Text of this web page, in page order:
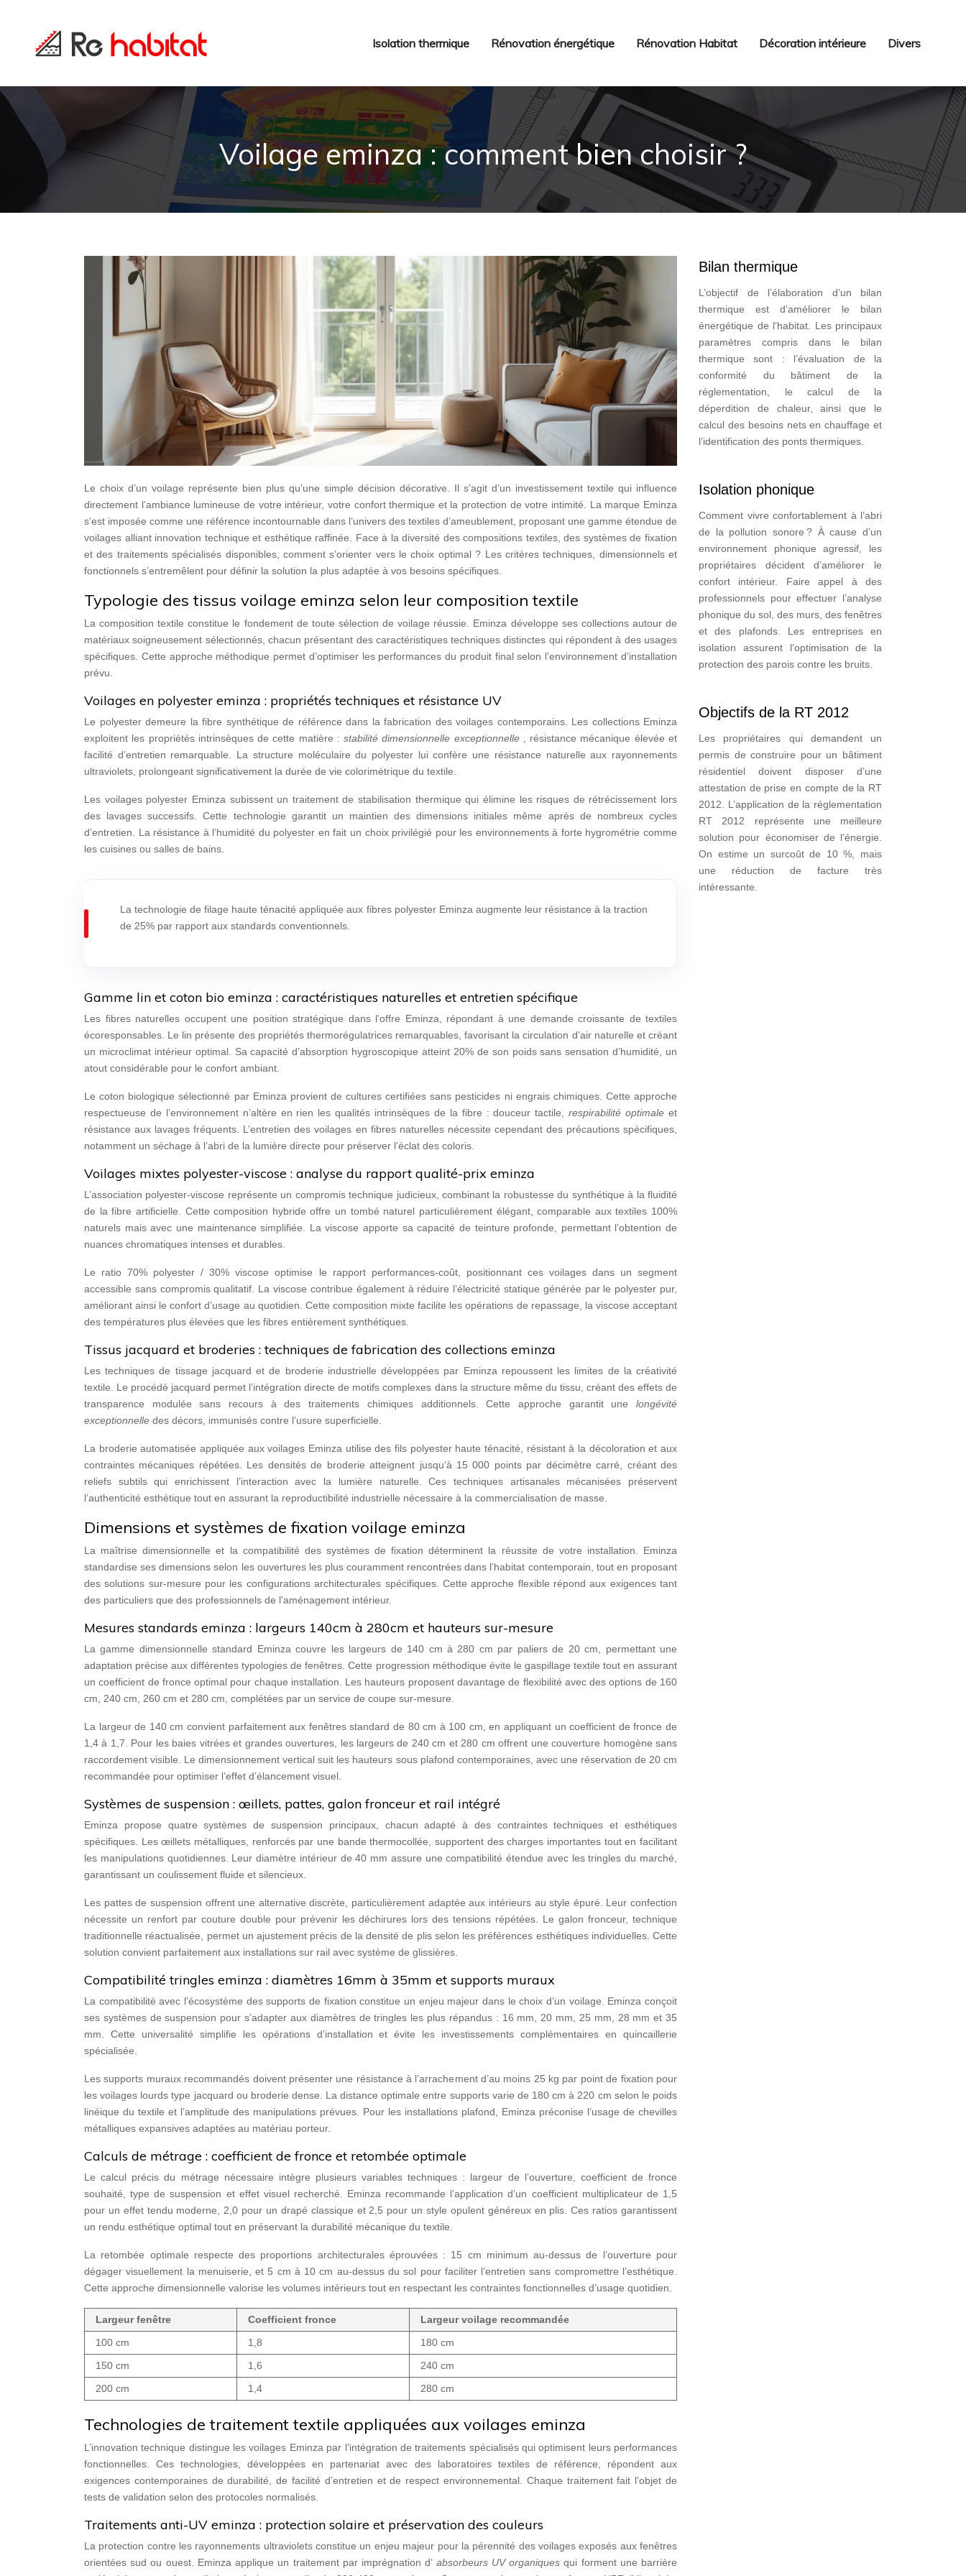
Isolation thermique Rénovation énergétique Rénovation Habitat Décoration intérieure Divers
Voilage eminza : comment bien choisir ?
Le choix d’un voilage représente bien plus qu’une simple décision décorative. Il s’agit d’un investissement textile qui influence
directement l’ambiance lumineuse de votre intérieur, votre confort thermique et la protection de votre intimité. La marque Eminza
s’est imposée comme une référence incontournable dans l’univers des textiles d’ameublement, proposant une gamme étendue de
voilages alliant innovation technique et esthétique raffinée. Face à la diversité des compositions textiles, des systèmes de fixation
et des traitements spécialisés disponibles, comment s’orienter vers le choix optimal ? Les critères techniques, dimensionnels et
fonctionnels s’entremêlent pour définir la solution la plus adaptée à vos besoins spécifiques.
Typologie des tissus voilage eminza selon leur composition textile
La composition textile constitue le fondement de toute sélection de voilage réussie. Eminza développe ses collections autour de
matériaux soigneusement sélectionnés, chacun présentant des caractéristiques techniques distinctes qui répondent à des usages
spécifiques. Cette approche méthodique permet d’optimiser les performances du produit final selon l’environnement d’installation
prévu.
Voilages en polyester eminza : propriétés techniques et résistance UV
Le polyester demeure la fibre synthétique de référence dans la fabrication des voilages contemporains. Les collections Eminza
exploitent les propriétés intrinsèques de cette matière :stabilité dimensionnelle exceptionnelle
, résistance mécanique élevée et
facilité d’entretien remarquable. La structure moléculaire du polyester lui confère une résistance naturelle aux rayonnements
ultraviolets, prolongeant significativement la durée de vie colorimétrique du textile.
Les voilages polyester Eminza subissent un traitement de stabilisation thermique qui élimine les risques de rétrécissement lors
des lavages successifs. Cette technologie garantit un maintien des dimensions initiales même après de nombreux cycles
d’entretien. La résistance à l’humidité du polyester en fait un choix privilégié pour les environnements à forte hygrométrie comme
les cuisines ou salles de bains.
La technologie de filage haute ténacité appliquée aux fibres polyester Eminza augmente leur résistance à la traction
de 25% par rapport aux standards conventionnels.
Gamme lin et coton bio eminza : caractéristiques naturelles et entretien spécifique
Les fibres naturelles occupent une position stratégique dans l’offre Eminza, répondant à une demande croissante de textiles
écoresponsables. Le lin présente des propriétés thermorégulatrices remarquables, favorisant la circulation d’air naturelle et créant
un microclimat intérieur optimal. Sa capacité d’absorption hygroscopique atteint 20% de son poids sans sensation d’humidité, un
atout considérable pour le confort ambiant.
Le coton biologique sélectionné par Eminza provient de cultures certifiées sans pesticides ni engrais chimiques. Cette approche
respectueuse de l’environnement n’altère en rien les qualités intrinsèques de la fibre : douceur tactile,respirabilité optimaleet
résistance aux lavages fréquents. L’entretien des voilages en fibres naturelles nécessite cependant des précautions spécifiques,
notamment un séchage à l’abri de la lumière directe pour préserver l’éclat des coloris.
Voilages mixtes polyester-viscose : analyse du rapport qualité-prix eminza
L’association polyester-viscose représente un compromis technique judicieux, combinant la robustesse du synthétique à la fluidité
de la fibre artificielle. Cette composition hybride offre un tombé naturel particulièrement élégant, comparable aux textiles 100%
naturels mais avec une maintenance simplifiée. La viscose apporte sa capacité de teinture profonde, permettant l’obtention de
nuances chromatiques intenses et durables.
Le ratio 70% polyester / 30% viscose optimise le rapport performances-coût, positionnant ces voilages dans un segment
accessible sans compromis qualitatif. La viscose contribue également à réduire l’électricité statique générée par le polyester pur,
améliorant ainsi le confort d’usage au quotidien. Cette composition mixte facilite les opérations de repassage, la viscose acceptant
des températures plus élevées que les fibres entièrement synthétiques.
Tissus jacquard et broderies : techniques de fabrication des collections eminza
Les techniques de tissage jacquard et de broderie industrielle développées par Eminza repoussent les limites de la créativité
textile. Le procédé jacquard permet l’intégration directe de motifs complexes dans la structure même du tissu, créant des effets de
transparence modulée sans recours à des traitements chimiques additionnels. Cette approche garantit une longévité
exceptionnelle des décors, immunisés contre l’usure superficielle.
La broderie automatisée appliquée aux voilages Eminza utilise des fils polyester haute ténacité, résistant à la décoloration et aux
contraintes mécaniques répétées. Les densités de broderie atteignent jusqu’à 15 000 points par décimètre carré, créant des
reliefs subtils qui enrichissent l’interaction avec la lumière naturelle. Ces techniques artisanales mécanisées préservent
l’authenticité esthétique tout en assurant la reproductibilité industrielle nécessaire à la commercialisation de masse.
Dimensions et systèmes de fixation voilage eminza
La maîtrise dimensionnelle et la compatibilité des systèmes de fixation déterminent la réussite de votre installation. Eminza
standardise ses dimensions selon les ouvertures les plus couramment rencontrées dans l’habitat contemporain, tout en proposant
des solutions sur-mesure pour les configurations architecturales spécifiques. Cette approche flexible répond aux exigences tant
des particuliers que des professionnels de l’aménagement intérieur.
Mesures standards eminza : largeurs 140cm à 280cm et hauteurs sur-mesure
La gamme dimensionnelle standard Eminza couvre les largeurs de 140 cm à 280 cm par paliers de 20 cm, permettant une
adaptation précise aux différentes typologies de fenêtres. Cette progression méthodique évite le gaspillage textile tout en assurant
un coefficient de fronce optimal pour chaque installation. Les hauteurs proposent davantage de flexibilité avec des options de 160
cm, 240 cm, 260 cm et 280 cm, complétées par un service de coupe sur-mesure.
La largeur de 140 cm convient parfaitement aux fenêtres standard de 80 cm à 100 cm, en appliquant un coefficient de fronce de
1,4 à 1,7. Pour les baies vitrées et grandes ouvertures, les largeurs de 240 cm et 280 cm offrent une couverture homogène sans
raccordement visible. Le dimensionnement vertical suit les hauteurs sous plafond contemporaines, avec une réservation de 20 cm
recommandée pour optimiser l’effet d’élancement visuel.
Systèmes de suspension : œillets, pattes, galon fronceur et rail intégré
Eminza propose quatre systèmes de suspension principaux, chacun adapté à des contraintes techniques et esthétiques
spécifiques. Les œillets métalliques, renforcés par une bande thermocollée, supportent des charges importantes tout en facilitant
les manipulations quotidiennes. Leur diamètre intérieur de 40 mm assure une compatibilité étendue avec les tringles du marché,
garantissant un coulissement fluide et silencieux.
Les pattes de suspension offrent une alternative discrète, particulièrement adaptée aux intérieurs au style épuré. Leur confection
nécessite un renfort par couture double pour prévenir les déchirures lors des tensions répétées. Le galon fronceur, technique
traditionnelle réactualisée, permet un ajustement précis de la densité de plis selon les préférences esthétiques individuelles. Cette
solution convient parfaitement aux installations sur rail avec système de glissières.
Compatibilité tringles eminza : diamètres 16mm à 35mm et supports muraux
La compatibilité avec l’écosystème des supports de fixation constitue un enjeu majeur dans le choix d’un voilage. Eminza conçoit
ses systèmes de suspension pour s’adapter aux diamètres de tringles les plus répandus : 16 mm, 20 mm, 25 mm, 28 mm et 35
mm. Cette universalité simplifie les opérations d’installation et évite les investissements complémentaires en quincaillerie
spécialisée.
Les supports muraux recommandés doivent présenter une résistance à l’arrachement d’au moins 25 kg par point de fixation pour
les voilages lourds type jacquard ou broderie dense. La distance optimale entre supports varie de 180 cm à 220 cm selon le poids
linéique du textile et l’amplitude des manipulations prévues. Pour les installations plafond, Eminza préconise l’usage de chevilles
métalliques expansives adaptées au matériau porteur.
Calculs de métrage : coefficient de fronce et retombée optimale
Le calcul précis du métrage nécessaire intègre plusieurs variables techniques : largeur de l’ouverture, coefficient de fronce
souhaité, type de suspension et effet visuel recherché. Eminza recommande l’application d’un coefficient multiplicateur de 1,5
pour un effet tendu moderne, 2,0 pour un drapé classique et 2,5 pour un style opulent généreux en plis. Ces ratios garantissent
un rendu esthétique optimal tout en préservant la durabilité mécanique du textile.
La retombée optimale respecte des proportions architecturales éprouvées : 15 cm minimum au-dessus de l’ouverture pour
dégager visuellement la menuiserie, et 5 cm à 10 cm au-dessus du sol pour faciliter l’entretien sans compromettre l’esthétique.
Cette approche dimensionnelle valorise les volumes intérieurs tout en respectant les contraintes fonctionnelles d’usage quotidien.
Largeur fenêtre Coefficient fronce
Largeur voilage recommandée
100 cm
1,8
180 cm
150 cm
1,6
240 cm
200 cm
1,4 280 cm
Technologies de traitement textile appliquées aux voilages eminza
L’innovation technique distingue les voilages Eminza par l’intégration de traitements spécialisés qui optimisent leurs performances
fonctionnelles. Ces technologies, développées en partenariat avec des laboratoires textiles de référence, répondent aux
exigences contemporaines de durabilité, de facilité d’entretien et de respect environnemental. Chaque traitement fait l’objet de
tests de validation selon des protocoles normalisés.
Traitements anti-UV eminza : protection solaire et préservation des couleurs
La protection contre les rayonnements ultraviolets constitue un enjeu majeur pour la pérennité des voilages exposés aux fenêtres
orientées sud ou ouest. Eminza applique un traitement par imprégnation d’ absorbeurs UV organiquesqui forment une barrière
Bilan thermique
L’objectif de l’élaboration d’un bilan
thermique est d’améliorer le bilan
énergétique de l’habitat. Les principaux
paramètres compris dans le bilan
thermique sont : l’évaluation de la
conformité du bâtiment de la
réglementation, le calcul de la
déperdition de chaleur, ainsi que le
calcul des besoins nets en chauffage et
l’identification des ponts thermiques.
Isolation phonique
Comment vivre confortablement à l’abri
de la pollution sonore ? À cause d’un
environnement phonique agressif, les
propriétaires décident d’améliorer le
confort intérieur. Faire appel à des
professionnels pour effectuer l’analyse
phonique du sol, des murs, des fenêtres
et des plafonds. Les entreprises en
isolation assurent l’optimisation de la
protection des parois contre les bruits.
Objectifs de la RT 2012
Les propriétaires qui demandent un
permis de construire pour un bâtiment
résidentiel doivent disposer d’une
attestation de prise en compte de la RT
2012. L’application de la réglementation
RT 2012 représente une meilleure
solution pour économiser de l’énergie.
On estime un surcoût de 10 %, mais
une réduction de facture très
intéressante.